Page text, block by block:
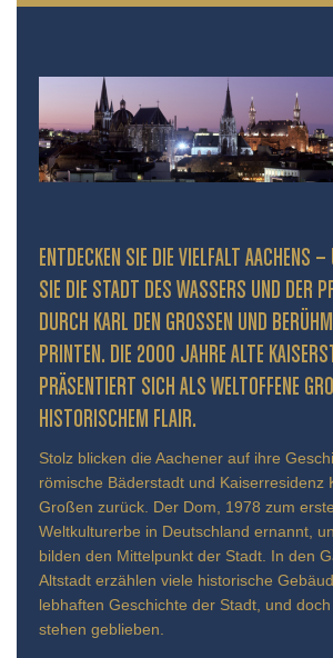
ENTDECKEN SIE DIE VIELFALT AACHENS –
IE DIE STADT DES WASSERS UND DER
URCH KARL DEN GROSSEN UND BERÜHMT
INTEN. DIE 2000 JAHRE ALTE
ÄSENTIERT SICH ALS WELTOFFENE
TORISCHEM FLAIR.
Stolz blicken die Aachener auf ihre
römische Bäderstadt und Kaiserresidenz
Großen zurück. Der Dom, 1978 zum
Weltkulturerbe in Deutschland ernannt,
bilden den Mittelpunkt der Stadt. In den
Altstadt erzählen viele historische
lebhaften Geschichte der Stadt, und
stehen geblieben.